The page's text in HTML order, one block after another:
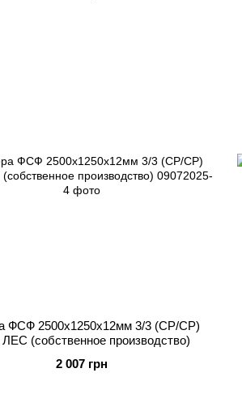
ФСФ 2500x1250x12мм 3/3 (CР/CР)
(собственное производство)
2 007 грн